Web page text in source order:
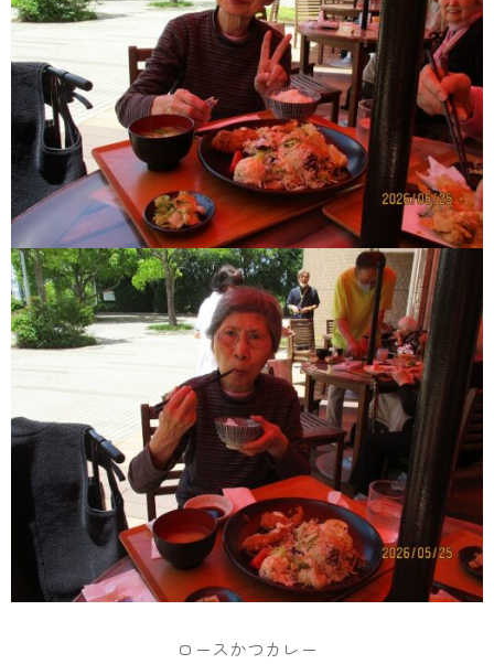
ロースかつカレー